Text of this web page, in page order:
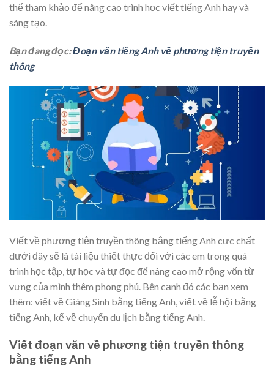
thể tham khảo để nâng cao trình học viết tiếng Anh hay và
sáng tạo.
Bạn đang đọc:Đoạn văn tiếng Anh về phương tiện truyền
thông
Viết về phương tiện truyền thông bằng tiếng Anh cực chất
dưới đây sẽ là tài liệu thiết thực đối với các em trong quá
trình học tập, tự học và tự đọc để nâng cao mở rộng vốn từ
vựng của mình thêm phong phú. Bên cạnh đó các bạn xem
thêm: viết về Giáng Sinh bằng tiếng Anh, viết về lễ hội bằng
tiếng Anh, kể về chuyến du lịch bằng tiếng Anh.
Viết đoạn văn về phương tiện truyền thông
bằng tiếng Anh